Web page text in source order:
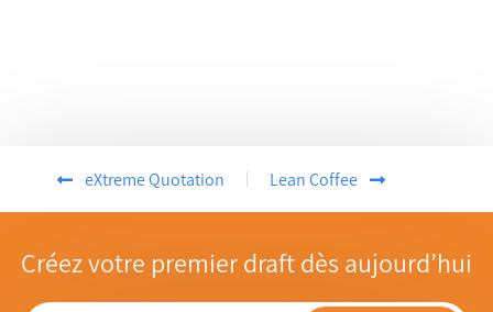
eXtreme Quotation Lean Coffee
Créez votre premier draft dès aujourd’hui